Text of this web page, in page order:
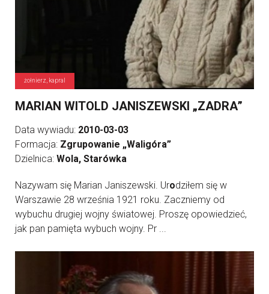
żołnierz, kapral
MARIAN WITOLD JANISZEWSKI „ZADRA”
Data wywiadu: 2010-03-03
Formacja: Zgrupowanie „Waligóra”
Dzielnica: Wola, Starówka
Nazywam się Marian Janiszewski. Urodziłem się w
Warszawie 28 września 1921 roku. Zaczniemy od
wybuchu drugiej wojny światowej. Proszę opowiedzieć,
jak pan pamięta wybuch wojny. Pr ...